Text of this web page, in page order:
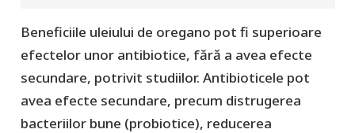
Beneficiile uleiului de oregano pot fi superioare
efectelor unor antibiotice, fără a avea efecte
secundare, potrivit studiilor. Antibioticele pot
avea efecte secundare, precum distrugerea
bacteriilor bune (probiotice), reducerea